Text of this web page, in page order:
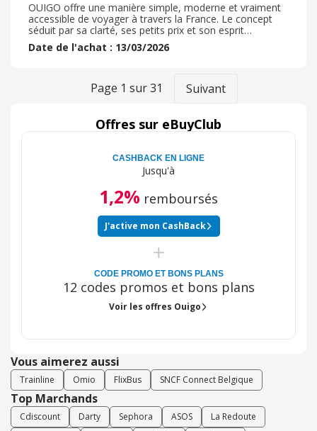
OUIGO offre une manière simple, moderne et vraiment
accessible de voyager à travers la France. Le concept
séduit par sa clarté, ses petits prix et son esprit
résolument optimiste, qui donne l’impression que
chacun peut prendre le train sans se ruiner. Les trains
agréable, même lors des longs déplacements. Beaucoup
apprécient aussi la facilité de réservation, la rapidité
service pensé pour aller à l’essentiel. OUIGO réussit à
rendre le voyage plus léger, plus spontané et plus
appréciée pour les familles, les groupes et tous ceux qui
aiment bouger sans complication.
Date de l'achat : 13/03/2026
Page 1 sur31 Suivant
Offres sur eBuyClub
CASHBACK EN LIGNE
Jusqu'à
1,2% remboursés
J'active mon CashBack
CODE PROMO ET BONS PLANS
12 codes promos et bons plans
Voir les offres Ouigo
Vous aimerez aussi
Trainline Omio FlixBus SNCF Connect Belgique
Top Marchands
Cdiscount Darty Sephora ASOS
La Redoute